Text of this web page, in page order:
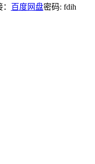
百度网盘密码: fdih